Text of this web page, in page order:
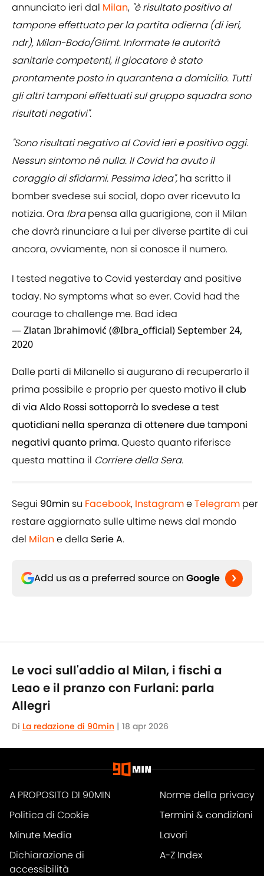
annunciato ieri dal Milan, "è risultato positivo al
tampone effettuato per la partita odierna (di ieri,
ndr), Milan-Bodo/Glimt. Informate le autorità
sanitarie competenti, il giocatore è stato
prontamente posto in quarantena a domicilio. Tutti
gli altri tamponi effettuati sul gruppo squadra sono
risultati negativi".
"Sono risultati negativo al Covid ieri e positivo oggi.
Nessun sintomo né nulla. Il Covid ha avuto il
coraggio di sfidarmi. Pessima idea", ha scritto il
bomber svedese sui social, dopo aver ricevuto la
notizia. Ora Ibrapensa alla guarigione, con il Milan
che dovrà rinunciare a lui per diverse partite di cui
ancora, ovviamente, non si conosce il numero.
I tested negative to Covid yesterday and positive
today. No symptoms what so ever. Covid had the
courage to challenge me. Bad idea
— Zlatan Ibrahimović (@Ibra_official)September 24,
2020
Dalle parti di Milanello si augurano di recuperarlo il
prima possibile e proprio per questo motivo il club
di via Aldo Rossi sottoporrà lo svedese a test
quotidiani nella speranza di ottenere due tamponi
negativi quanto prima.Questo quanto riferisce
questa mattina il Corriere della Sera.
Segui 90min su Facebook, InstagrameTelegram per
restare aggiornato sulle ultime news dal mondo
del Milan e della Serie A.
Add us as a preferred source on Google
Le voci sull'addio al Milan, i fischi a
Leao e il pranzo con Furlani: parla
Allegri
Di La redazione di 90min | 18 apr 2026
A PROPOSITO DI 90MIN
Norme della privacy
Politica di Cookie
Termini & condizioni
Minute Media
Lavori
Dichiarazione di
accessibilità
A-Z Index